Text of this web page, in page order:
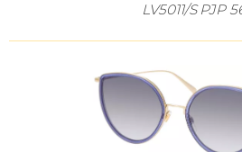
LV5011/S PJP